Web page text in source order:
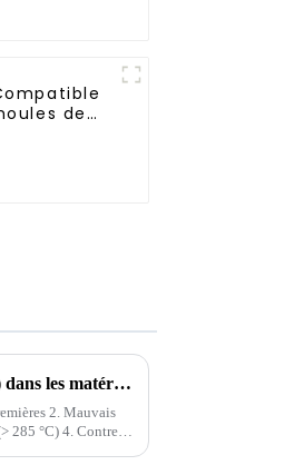
de
Comment traiter les niveaux élevés d'acétaldéhyde (AA) dans les matériaux PET
2. Mauvais
285 °C) 4. Contre-